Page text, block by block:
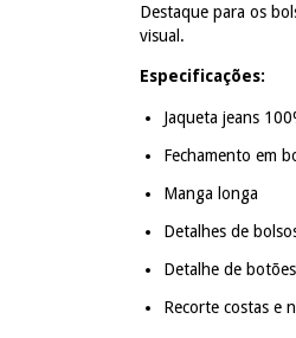
Destaque para os
visual.
Especificações:
Jaqueta jeans
Fechamento em
Manga longa
Detalhes de
Detalhe de
Recorte costas e